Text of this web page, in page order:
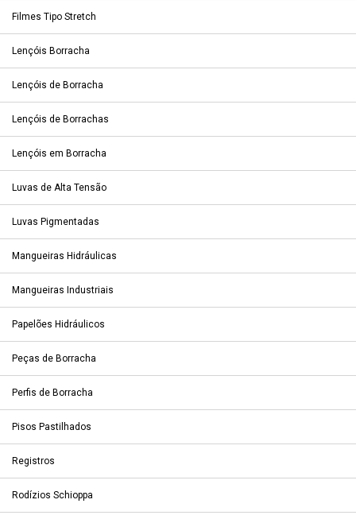
Filmes Tipo Stretch
Lençóis Borracha
Lençóis de Borracha
Lençóis de Borrachas
Lençóis em Borracha
Luvas de Alta Tensão
Luvas Pigmentadas
Mangueiras Hidráulicas
Mangueiras Industriais
Papelões Hidráulicos
Peças de Borracha
Perfis de Borracha
Pisos Pastilhados
Registros
Rodízios Schioppa